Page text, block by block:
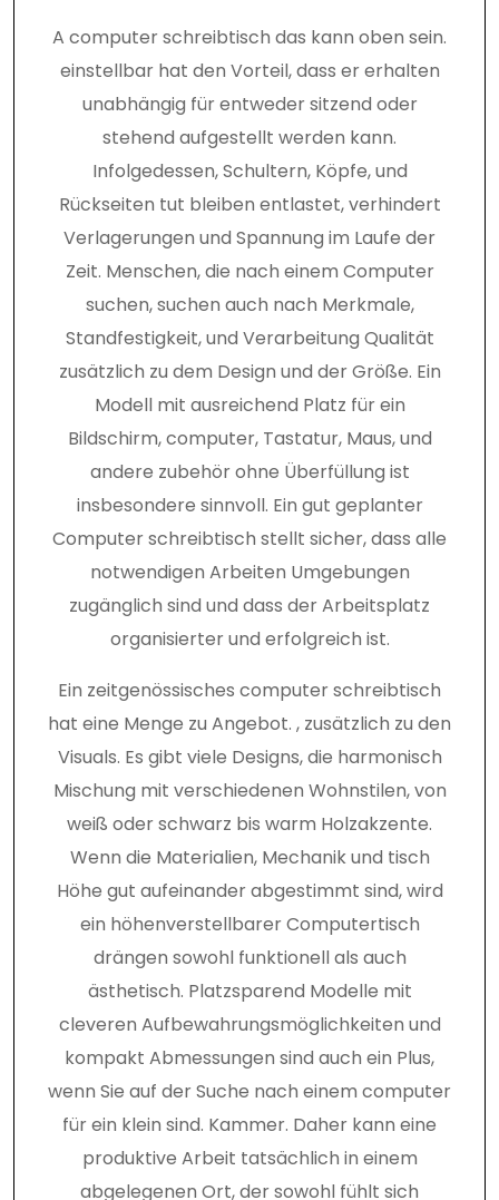
A computer schreibtisch das kann oben sein.
einstellbar hat den Vorteil, dass er erhalten
unabhängig für entweder sitzend oder
stehend aufgestellt werden kann.
Infolgedessen, Schultern, Köpfe, und
Rückseiten tut bleiben entlastet, verhindert
Verlagerungen und Spannung im Laufe der
Zeit. Menschen, die nach einem Computer
suchen, suchen auch nach Merkmale,
Standfestigkeit, und Verarbeitung Qualität
zusätzlich zu dem Design und der Größe. Ein
Modell mit ausreichend Platz für ein
Bildschirm, computer, Tastatur, Maus, und
andere zubehör ohne Überfüllung ist
insbesondere sinnvoll. Ein gut geplanter
Computer schreibtisch stellt sicher, dass alle
notwendigen Arbeiten Umgebungen
zugänglich sind und dass der Arbeitsplatz
organisierter und erfolgreich ist.
Ein zeitgenössisches computer schreibtisch
hat eine Menge zu Angebot. , zusätzlich zu den
Visuals. Es gibt viele Designs, die harmonisch
Mischung mit verschiedenen Wohnstilen, von
weiß oder schwarz bis warm Holzakzente.
Wenn die Materialien, Mechanik und tisch
Höhe gut aufeinander abgestimmt sind, wird
ein höhenverstellbarer Computertisch
drängen sowohl funktionell als auch
ästhetisch. Platzsparend Modelle mit
cleveren Aufbewahrungsmöglichkeiten und
kompakt Abmessungen sind auch ein Plus,
wenn Sie auf der Suche nach einem computer
für ein klein sind. Kammer. Daher kann eine
produktive Arbeit tatsächlich in einem
abgelegenen Ort, der sowohl fühlt sich